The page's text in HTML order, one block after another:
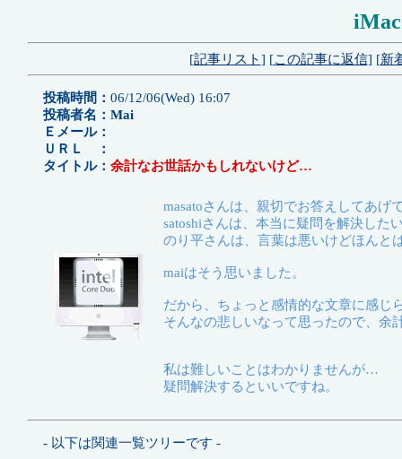
[記事リスト] [この記事に返信] [新
投稿時間： 06/12/06(Wed) 16:07
投稿者名：Mai
Ｅメール：
ＵＲＬ ：
タイトル： 余計なお世話かもしれないけど…
masatoさんは、親切でお答えしてあげ
satoshiさんは、本当に疑問を解決した
のり平さんは、言葉は悪いけどほんと
maiはそう思いました。
だから、ちょっと感情的な文章に感じ
そんなの悲しいなって思ったので、余
私は難しいことはわかりませんが…
疑問解決するといいですね。
- 以下は関連一覧ツリーです -